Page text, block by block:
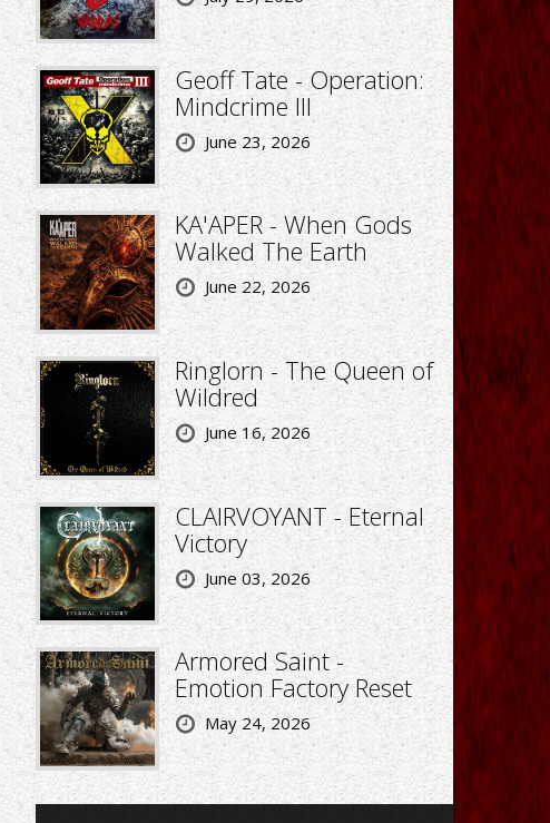
Geoff Tate - Operation:
Mindcrime III
June 23, 2026
KA'APER - When Gods
Walked The Earth
June 22, 2026
Ringlorn - The Queen of
Wildred
June 16, 2026
CLAIRVOYANT - Eternal
Victory
June 03, 2026
Armored Saint -
Emotion Factory Reset
May 24, 2026